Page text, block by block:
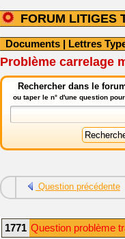
FORUM LITIGES
Documents | Lettres
Problème carrelage
Rechercher dans le
ou taper le n° d'une question
Question précédente
1771 Question problème